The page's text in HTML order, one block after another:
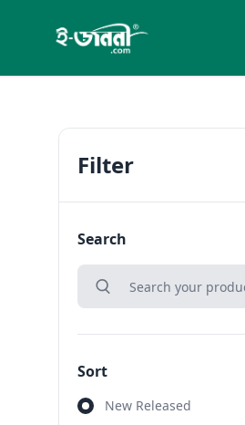
Filter
Search
search
Search
Sort
Sort New Released